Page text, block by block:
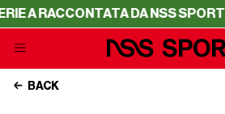
DA NSS SPORTS
BACK